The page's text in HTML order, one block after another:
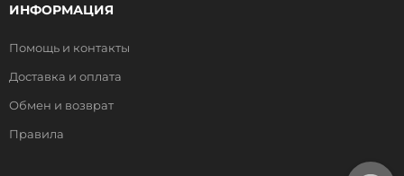
ИНФОРМАЦИЯ
Помощь и контакты
Доставка и оплата
Обмен и возврат
Правила